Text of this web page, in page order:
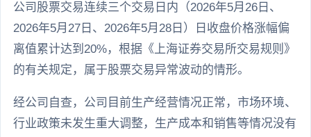
公司股票交易连续三个交易日内（2026年5月26日、
2026年5月27日、2026年5月28日）日收盘价格涨幅偏
离值累计达到20%，根据《上海证券交易所交易规则》
的有关规定，属于股票交易异常波动的情形。
经公司自查，公司目前生产经营情况正常，市场环境、
行业政策未发生重大调整，生产成本和销售等情况没有